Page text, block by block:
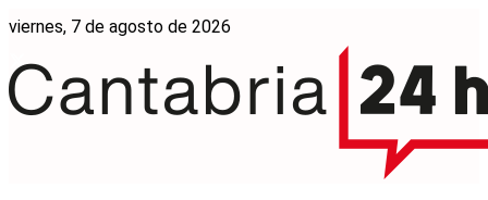
viernes, 7 de agosto de 2026